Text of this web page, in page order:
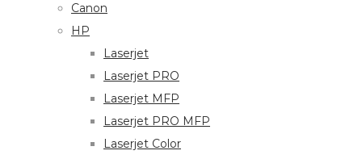
Canon
HP
Laserjet
Laserjet PRO
Laserjet MFP
Laserjet PRO MFP
Laserjet Color